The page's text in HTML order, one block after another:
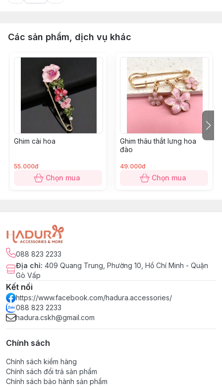
Các sản phẩm, dịch vụ khác
Ghim cài hoa
55.000đ
Chọn mua
Ghim thâu thắt lưng hoa
đào
49.000đ
Chọn mua
088 823 2233
Địa chỉ: 409 Quang Trung, Phường 10, Hồ Chí Minh - Quận
Gò Vấp
Kết nối
https://www.facebook.com/hadura.accessories/
088 823 2233
hadura.cskh@gmail.com
Chính sách
Chính sách kiểm hàng
Chính sách đổi trả sản phẩm
Chính sách bảo hành sản phẩm